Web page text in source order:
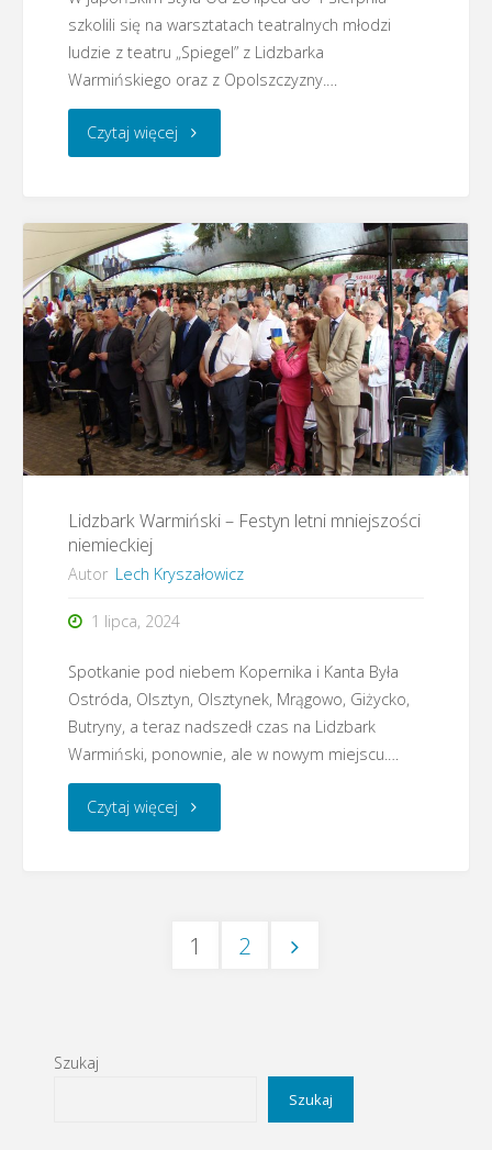
szkolili się na warsztatach teatralnych młodzi
ludzie z teatru „Spiegel” z Lidzbarka
Warmińskiego oraz z Opolszczyzny.…
Czytaj więcej"Lidzbark
–
Warsztaty
teatralne"
Lidzbark Warmiński – Festyn letni mniejszości
niemieckiej
Autor Lech Kryszałowicz
1 lipca, 2024
Spotkanie pod niebem Kopernika i Kanta Była
Ostróda, Olsztyn, Olsztynek, Mrągowo, Giżycko,
Butryny, a teraz nadszedł czas na Lidzbark
Warmiński, ponownie, ale w nowym miejscu.…
Czytaj więcej"Lidzbark
Festyn
1 2
Szukaj
Szukaj